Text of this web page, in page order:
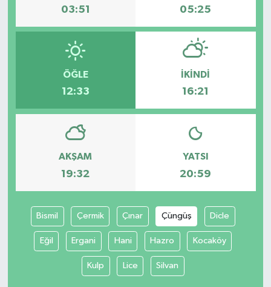
03:51 05:25
ÖĞLE
12:33
İKINDI
16:21
AKŞAM
19:32
YATSI
20:59
Bismil Çermik Çınar Çüngüş Dicle
Eğil Ergani Hani Hazro Kocaköy
Kulp Lice Silvan